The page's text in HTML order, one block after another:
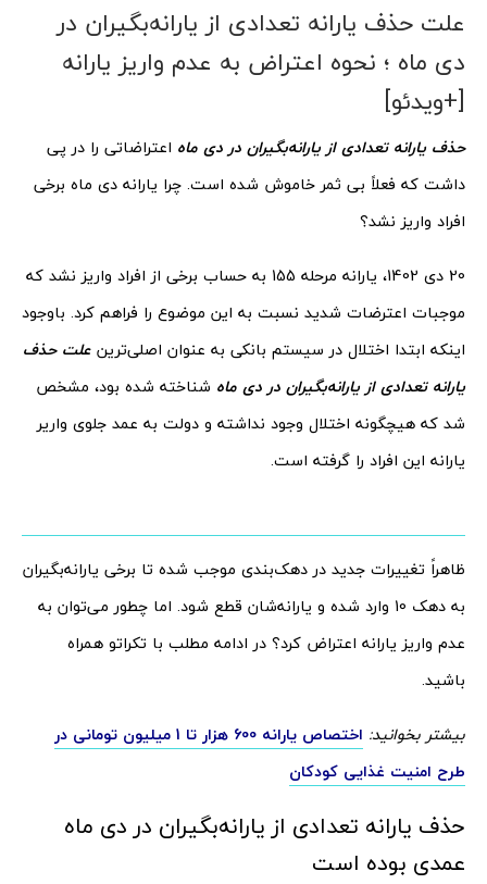
علت حذف یارانه تعدادی از یارانه‌بگیران در
دی ماه ؛ نحوه اعتراض به عدم واریز یارانه
[+ویدئو]
حذف یارانه تعدادی از یارانه‌بگیران در دی ماه اعتراضاتی را در پی
داشت که فعلاً بی ثمر خاموش شده است. چرا یارانه دی‌ ماه برخی
افراد واریز نشد؟
20 دی 1402، یارانه مرحله 155 به حساب برخی از افراد واریز نشد که
موجبات اعترضات شدید نسبت به این موضوع را فراهم کرد. باوجود
اینکه ابتدا اختلال در سیستم بانکی به عنوان اصلی‌ترین علت حذف
یارانه تعدادی از یارانه‌بگیران در دی ماه شناخته شده بود، مشخص
شد که هیچگونه اختلال وجود نداشته و دولت به عمد جلوی واریر
یارانه این افراد را گرفته است.
ظاهراً تغییرات جدید در دهک‌بندی موجب شده تا برخی یارانه‌بگیران
به دهک 10 وارد شده و یارانه‌شان قطع شود. اما چطور می‌توان به
عدم واریز یارانه اعتراض کرد؟ در ادامه مطلب با تکراتو همراه
باشید.
بیشتر بخوانید:
اختصاص یارانه 600 هزار تا 1 میلیون تومانی در
طرح امنیت غذایی کودکان
حذف یارانه تعدادی از یارانه‌بگیران در دی ماه
عمدی بوده است